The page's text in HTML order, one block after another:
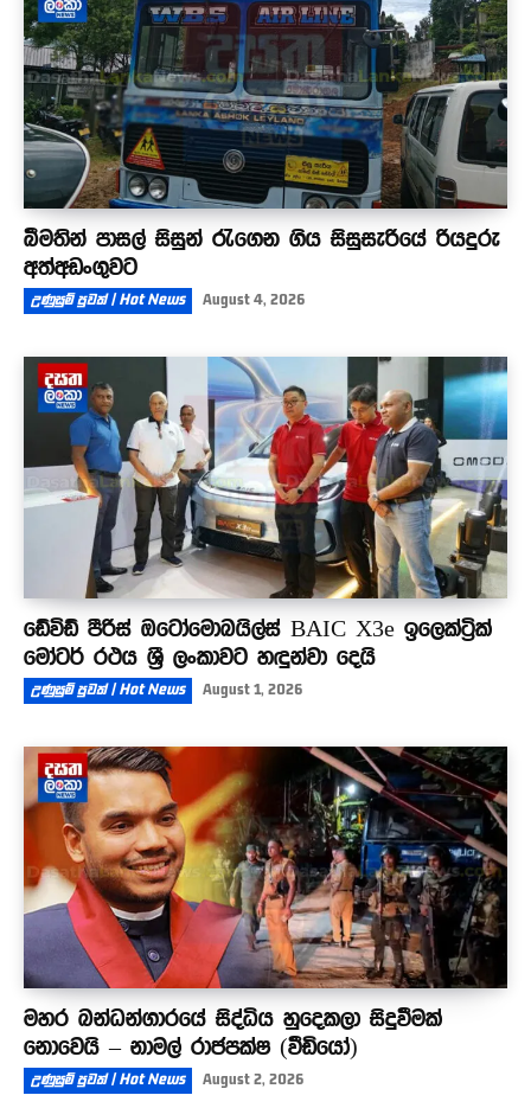
බීමතින් පාසල් සිසුන් රැගෙන ගිය සිසුසැරියේ රියදුරු
අත්අඩංගුවට
උණුසුම් පුවත් | Hot News August 4, 2026
ඩේවිඩ් පීරිස් ඔටෝමොබයිල්ස් BAIC X3e ඉලෙක්ට්‍රික්
මෝටර් රථය ශ්‍රී ලංකාවට හඳුන්වා දෙයි
උණුසුම් පුවත් | Hot News August 1, 2026
මහර බන්ධන්ගාරයේ සිද්ධිය හුදෙකලා සිදුවීමක්
නොවෙයි – නාමල් රාජපක්ෂ (වීඩියෝ)
උණුසුම් පුවත් | Hot News August 2, 2026